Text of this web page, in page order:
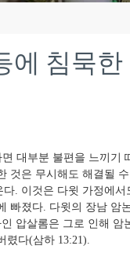
에 침묵한
대부분 불편을 느끼기
것은 무시해도 해결될
. 이것은 다윗 가정에
빠졌다. 다윗의 장남 암
압살롬은 그로 인해
렸다(삼하 13:21).